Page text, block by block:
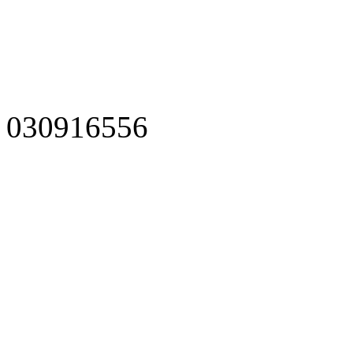
030916556